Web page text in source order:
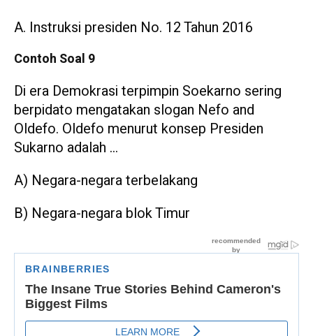
A. Instruksi presiden No. 12 Tahun 2016
Contoh Soal 9
Di era Demokrasi terpimpin Soekarno sering
berpidato mengatakan slogan Nefo and
Oldefo. Oldefo menurut konsep Presiden
Sukarno adalah …
A) Negara-negara terbelakang
B) Negara-negara blok Timur